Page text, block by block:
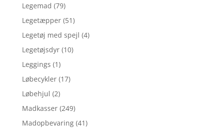
Legemad (79)
Legetæpper (51)
Legetøj med spejl (4)
Legetøjsdyr (10)
Leggings (1)
Løbecykler (17)
Løbehjul (2)
Madkasser (249)
Madopbevaring (41)